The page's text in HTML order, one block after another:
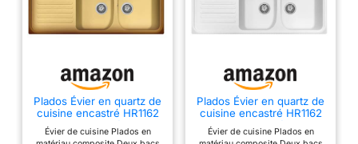
Plados Évier en quartz de
cuisine encastré HR1162
deux bacs plus égouttoir
- Terre de France
Évier de cuisine Plados en
Plados Évier en quartz de
cuisine encastré HR1162
deux bacs plus égouttoir
- Blanc
Évier de cuisine Plados en